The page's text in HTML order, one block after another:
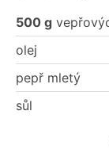
500 g
olej
pepř mletý
sůl